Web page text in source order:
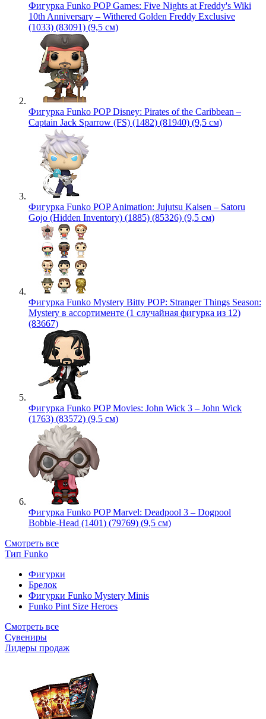
Фигурка Funko POP Games: Five Nights at Freddy's Wiki
10th Anniversary – Withered Golden Freddy Exclusive
(1033) (83091) (9,5 см)
Фигурка Funko POP Disney: Pirates of the Caribbean –
Captain Jack Sparrow (FS) (1482) (81940) (9,5 см)
Фигурка Funko POP Animation: Jujutsu Kaisen – Satoru
Gojo (Hidden Inventory) (1885) (85326) (9,5 см)
Фигурка Funko Mystery Bitty POP: Stranger Things Season:
Mystery в ассортименте (1 случайная фигурка из 12)
(83667)
Фигурка Funko POP Movies: John Wick 3 – John Wick
(1763) (83572) (9,5 см)
Фигурка Funko POP Marvel: Deadpool 3 – Dogpool
Bobble-Head (1401) (79769) (9,5 см)
Смотреть все
Тип Funko
Фигурки
Брелок
Фигурки Funko Mystery Minis
Funko Pint Size Heroes
Смотреть все
Сувениры
Лидеры продаж